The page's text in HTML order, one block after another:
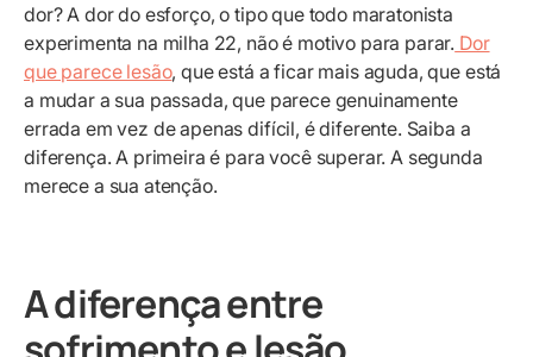
dor? A dor do esforço, o tipo que todo maratonista
experimenta na milha 22, não é motivo para parar. Dor
que parece lesão, que está a ficar mais aguda, que está
a mudar a sua passada, que parece genuinamente
errada em vez de apenas difícil, é diferente. Saiba a
diferença. A primeira é para você superar. A segunda
merece a sua atenção.
A diferença entre